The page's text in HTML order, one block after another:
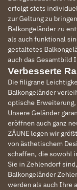
erfolgt stets
zur Geltung zu
Balkongeländer zu
als auch funktional
gestaltetes
auch das Gesamtbild
Verbesserte
Die filigrane
Balkongeländer
optische
Unsere Geländer
eröffnen auch ganz
ZÄUNE legen wir
von ästhetischem
schaffen, die sowohl
Sie in Zehlendorf
Balkongeländer
werden als auch Ihre